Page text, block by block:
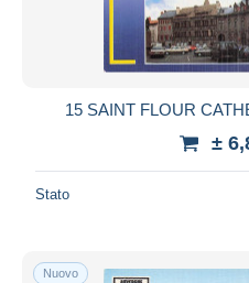
15 SAINT FLOUR
±
Stato
Nuovo